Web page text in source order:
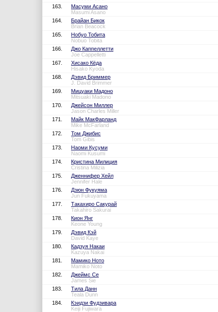
163.
Масуми Асано
Masumi Asano
164.
Брайан Бикок
Brian Beacock
165.
Нобуо Тобита
Nobuo Tobita
166.
Джо Каппеллетти
Joe Cappelletti
167.
Хисако Кёда
Hisako Kyoda
168.
Дэвид Бриммер
J. David Brimmer
169.
Мицуаки Мадоно
Mitsuaki Madono
170.
Джейсон Миллер
Jason Charles Miller
171.
Майк МакФарланд
Mike McFarland
172.
Том Джибис
Tom Gibis
173.
Наоми Кусуми
Naomi Kusumi
174.
Кристина Милиция
Cristina Milizia
175.
Дженнифер Хейл
Jennifer Hale
176.
Дзюн Фукуяма
Jun Fukuyama
177.
Такахиро Сакурай
Takahiro Sakurai
178.
Кион Янг
Keone Young
179.
Дэвид Кэй
David Kaye
180.
Кадзуя Накаи
Kazuya Nakai
181.
Мамико Ното
Mamiko Noto
182.
Джеймс Се
James Sie
183.
Тила Данн
Teala Dunn
184.
Кэидзи Фудзивара
Keiji Fujiwara